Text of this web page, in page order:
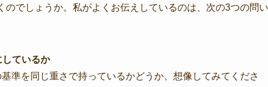
でしょうか。私がよくお伝えしているのは、次の3つの問い
ているか
準を同じ重さで持っているかどうか、想像してみてくださ